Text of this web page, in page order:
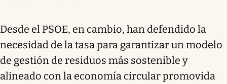
Desde el PSOE, en cambio, han defendido la
necesidad de la tasa para garantizar un modelo
de gestión de residuos más sostenible y
alineado con la economía circular promovida